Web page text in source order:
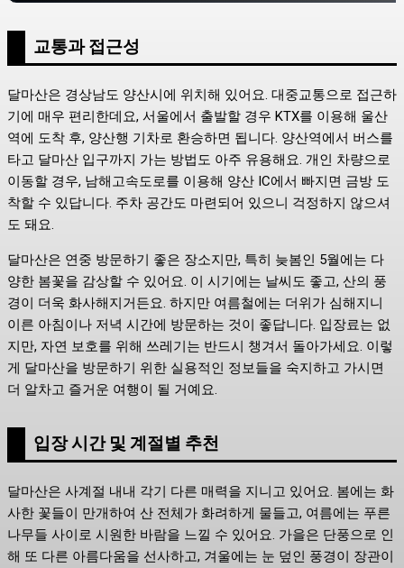
교통과 접근성
달마산은 경상남도 양산시에 위치해 있어요. 대중교통으로 접근하
기에 매우 편리한데요, 서울에서 출발할 경우 KTX를 이용해 울산
역에 도착 후, 양산행 기차로 환승하면 됩니다. 양산역에서 버스를
타고 달마산 입구까지 가는 방법도 아주 유용해요. 개인 차량으로
이동할 경우, 남해고속도로를 이용해 양산 IC에서 빠지면 금방 도
착할 수 있답니다. 주차 공간도 마련되어 있으니 걱정하지 않으셔
도 돼요.
달마산은 연중 방문하기 좋은 장소지만, 특히 늦봄인 5월에는 다
양한 봄꽃을 감상할 수 있어요. 이 시기에는 날씨도 좋고, 산의 풍
경이 더욱 화사해지거든요. 하지만 여름철에는 더위가 심해지니
이른 아침이나 저녁 시간에 방문하는 것이 좋답니다. 입장료는 없
지만, 자연 보호를 위해 쓰레기는 반드시 챙겨서 돌아가세요. 이렇
게 달마산을 방문하기 위한 실용적인 정보들을 숙지하고 가시면
더 알차고 즐거운 여행이 될 거예요.
입장 시간 및 계절별 추천
달마산은 사계절 내내 각기 다른 매력을 지니고 있어요. 봄에는 화
사한 꽃들이 만개하여 산 전체가 화려하게 물들고, 여름에는 푸른
나무들 사이로 시원한 바람을 느낄 수 있어요. 가을은 단풍으로 인
해 또 다른 아름다움을 선사하고, 겨울에는 눈 덮인 풍경이 장관이